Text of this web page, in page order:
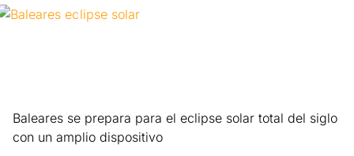
Baleares se prepara para el eclipse solar total del siglo
con un amplio dispositivo